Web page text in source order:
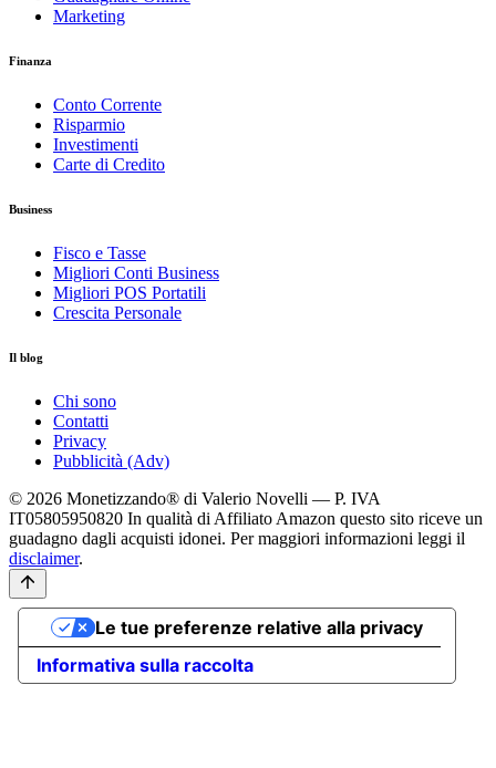
Marketing
Finanza
Conto Corrente
Risparmio
Investimenti
Carte di Credito
Business
Fisco e Tasse
Migliori Conti Business
Migliori POS Portatili
Crescita Personale
Il blog
Chi sono
Contatti
Privacy
Pubblicità (Adv)
© 2026 Monetizzando® di Valerio Novelli — P. IVA
IT05805950820 In qualità di Affiliato Amazon questo sito riceve un
guadagno dagli acquisti idonei. Per maggiori informazioni leggi il
disclaimer.
Informativa sulla raccolta
Le tue preferenze relative alla privacy